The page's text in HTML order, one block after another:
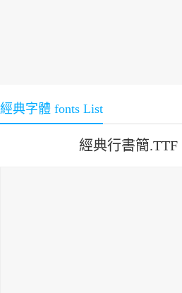
經典字體 fonts List
經典行書簡